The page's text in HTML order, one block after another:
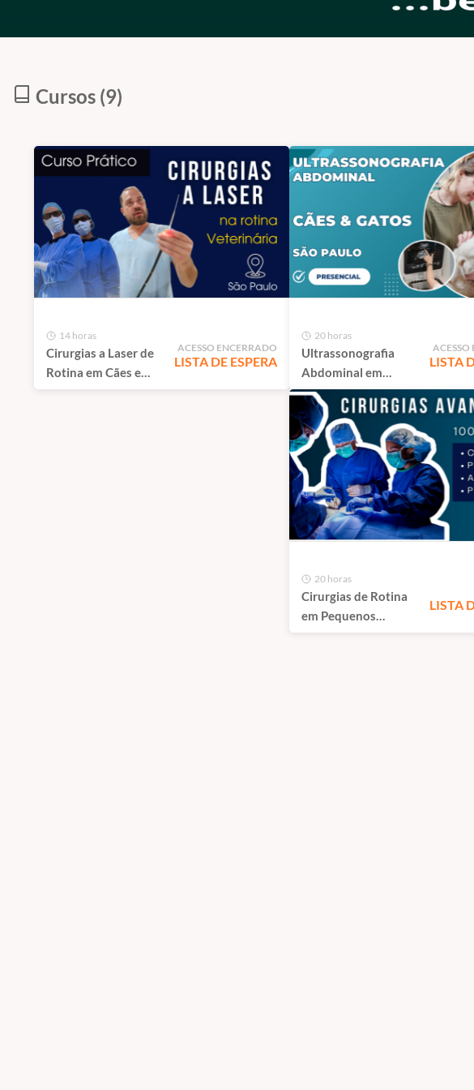
Cursos (9)
14 horas
Cirurgias a Laser de
Rotina em Cães e
Gatos | São Paulo
ACESSO ENCERRADO
LISTA DE ESPERA
20 horas
Ultrassonografia
Abdominal em
Pequenos Animais |
São Paulo
ACESSO
LISTA
20 horas
Cirurgias de Rotina
em Pequenos
Animais - Módulo
LISTA